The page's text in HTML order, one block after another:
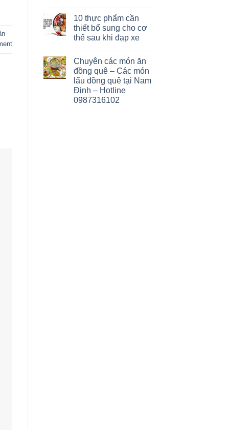
10 thực phẩm cần
thiết bổ sung cho cơ
thể sau khi đạp xe
Chuyên các món ăn
đồng quê – Các món
lẩu đồng quê tại Nam
Định – Hotline
0987316102